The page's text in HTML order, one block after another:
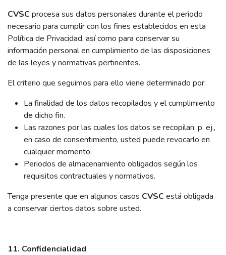
CVSCprocesa sus datos personales durante el periodo
necesario para cumplir con los fines establecidos en esta
Política de Privacidad, así como para conservar su
información personal en cumplimiento de las disposiciones
de las leyes y normativas pertinentes.
El criterio que seguimos para ello viene determinado por:
La finalidad de los datos recopilados y el cumplimiento
de dicho fin.
Las razones por las cuales los datos se recopilan: p. ej.,
en caso de consentimiento, usted puede revocarlo en
cualquier momento.
Periodos de almacenamiento obligados según los
requisitos contractuales y normativos.
Tenga presente que en algunos casos CVSCestá obligada
a conservar ciertos datos sobre usted.
11. Confidencialidad